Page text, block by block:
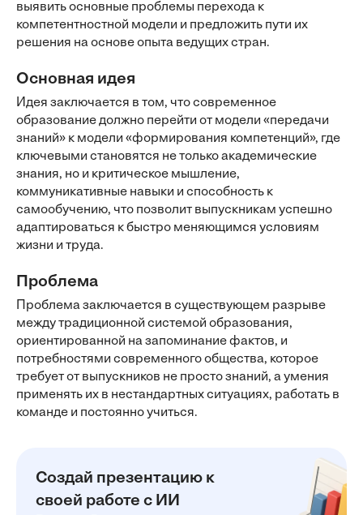
выявить основные проблемы перехода к
компетентностной модели и предложить пути их
решения на основе опыта ведущих стран.
Основная идея
Идея заключается в том, что современное
образование должно перейти от модели «передачи
знаний» к модели «формирования компетенций», где
ключевыми становятся не только академические
знания, но и критическое мышление,
коммуникативные навыки и способность к
самообучению, что позволит выпускникам успешно
адаптироваться к быстро меняющимся условиям
жизни и труда.
Проблема
Проблема заключается в существующем разрыве
между традиционной системой образования,
ориентированной на запоминание фактов, и
потребностями современного общества, которое
требует от выпускников не просто знаний, а умения
применять их в нестандартных ситуациях, работать в
команде и постоянно учиться.
Создай презентацию к
своей работе с ИИ